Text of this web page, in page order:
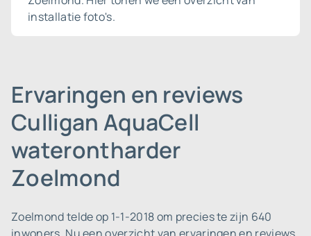
installatie foto's.
Ervaringen en reviews
Culligan AquaCell
waterontharder
Zoelmond
Zoelmond telde op 1-1-2018 om precies te zijn 640